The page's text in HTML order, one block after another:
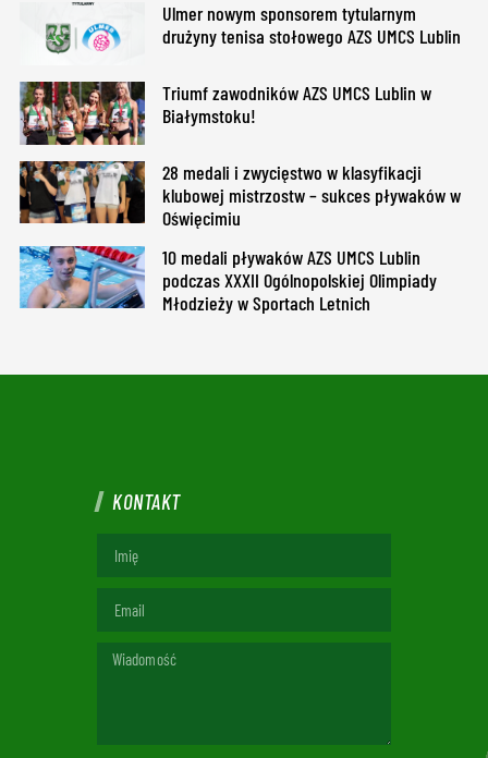
Ulmer nowym sponsorem tytularnym
drużyny tenisa stołowego AZS UMCS Lublin
Triumf zawodników AZS UMCS Lublin w
Białymstoku!
28 medali i zwycięstwo w klasyfikacji
klubowej mistrzostw – sukces pływaków w
Oświęcimiu
10 medali pływaków AZS UMCS Lublin
podczas XXXII Ogólnopolskiej Olimpiady
Młodzieży w Sportach Letnich
KONTAKT